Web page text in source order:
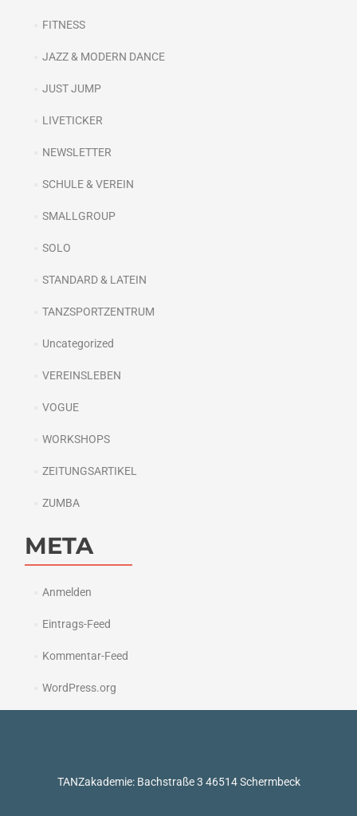
FITNESS
JAZZ & MODERN DANCE
JUST JUMP
LIVETICKER
NEWSLETTER
SCHULE & VEREIN
SMALLGROUP
SOLO
STANDARD & LATEIN
TANZSPORTZENTRUM
Uncategorized
VEREINSLEBEN
VOGUE
WORKSHOPS
ZEITUNGSARTIKEL
ZUMBA
META
Anmelden
Eintrags-Feed
Kommentar-Feed
WordPress.org
TANZakademie: Bachstraße 3 46514 Schermbeck